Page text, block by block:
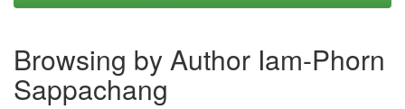
Browsing by Author Iam-Phorn
Sappachang